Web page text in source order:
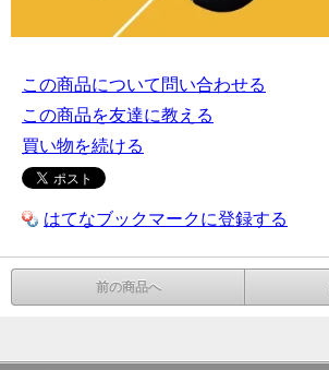
この商品について問い合わせる
この商品を友達に教える
買い物を続ける
はてなブックマークに登録する
前の商品へ